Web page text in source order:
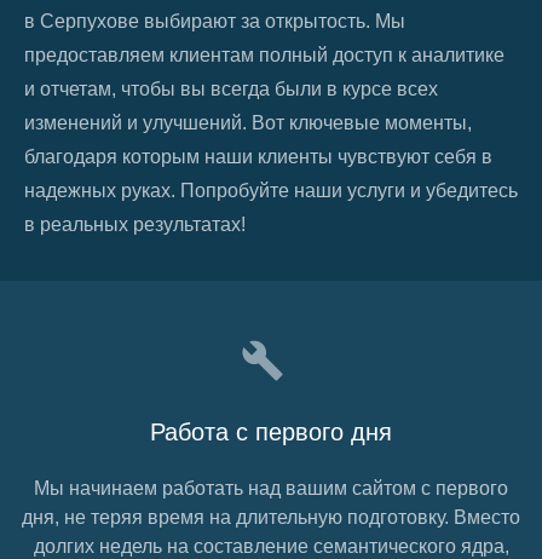
в Серпухове выбирают за открытость. Мы
предоставляем клиентам полный доступ к аналитике
и отчетам, чтобы вы всегда были в курсе всех
изменений и улучшений. Вот ключевые моменты,
благодаря которым наши клиенты чувствуют себя в
надежных руках. Попробуйте наши услуги и убедитесь
в реальных результатах!
Работа с первого дня
Мы начинаем работать над вашим сайтом с первого
дня, не теряя время на длительную подготовку. Вместо
долгих недель на составление семантического ядра,